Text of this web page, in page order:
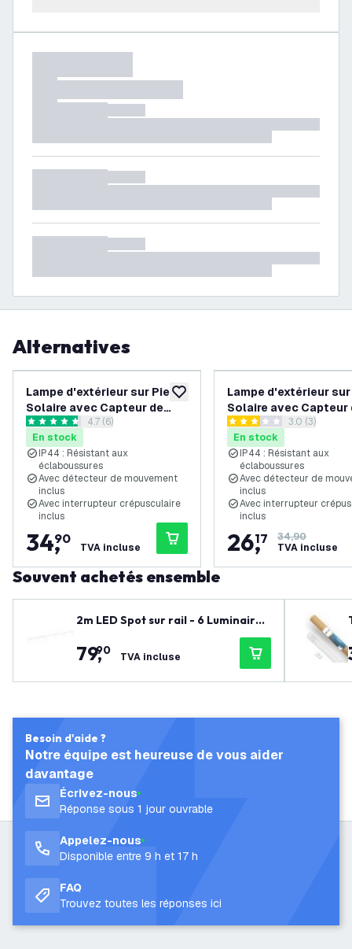
Alternatives
ajouter à la liste de souhaits
Lampe d'extérieur sur Pied
Solaire avec Capteur de
Mouvement - Noir - IP44
ouvrir le tiroir des avis
4.7 étoiles de notation
4.7 (6)
En stock
IP44 : Résistant aux
éclaboussures
Avec détecteur de mouvement
inclus
Avec interrupteur crépusculaire
inclus
34,
90
TVA incluse
Lampe d'extérieur sur
Solaire avec Capteur
Mouvement - Noir -
ouvrir le
3 étoiles de notation
3.0 (3)
En stock
IP44 : Résistant aux
éclaboussures
Avec détecteur de
inclus
Avec interrupteur
inclus
26,
17
34,90
TVA incluse
Souvent achetés ensemble
2m LED Spot sur rail - 6 Luminaires
- Dimmable - Rail Monophasé - Bla
nc
79,
90 TVA incluse
Besoin d'aide ?
Notre équipe est heureuse de vous aider
davantage
Écrivez-nous
Réponse sous 1 jour ouvrable
Appelez-nous
Disponible entre 9 h et 17 h
FAQ
Trouvez toutes les réponses ici